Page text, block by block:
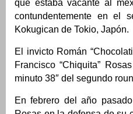
que estaba vacante al
contundentemente en el
Kokugican de Tokio, Japón.
El invicto Román
Francisco “Chiquita”
minuto 38″ del segundo
En febrero del año